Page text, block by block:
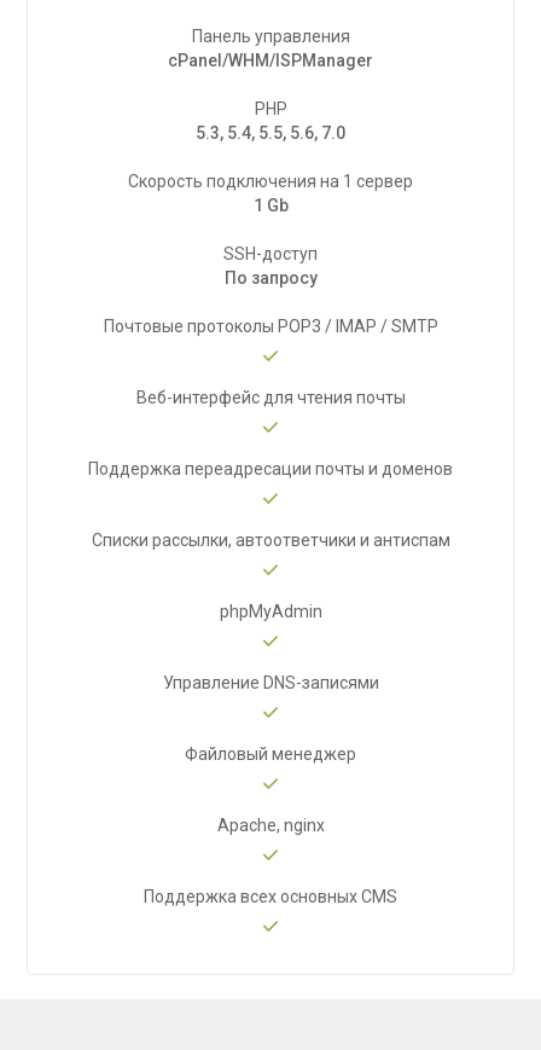
Панель управления
cPanel/WHM/ISPManager
PHP
5.3, 5.4, 5.5, 5.6, 7.0
Скорость подключения на 1 сервер
1 Gb
SSH-доступ
По запросу
Почтовые протоколы POP3 / IMAP / SMTP
Веб-интерфейс для чтения почты
Поддержка переадресации почты и доменов
Списки рассылки, автоответчики и антиспам
phpMyAdmin
Управление DNS-записями
Файловый менеджер
Apache, nginx
Поддержка всех основных CMS